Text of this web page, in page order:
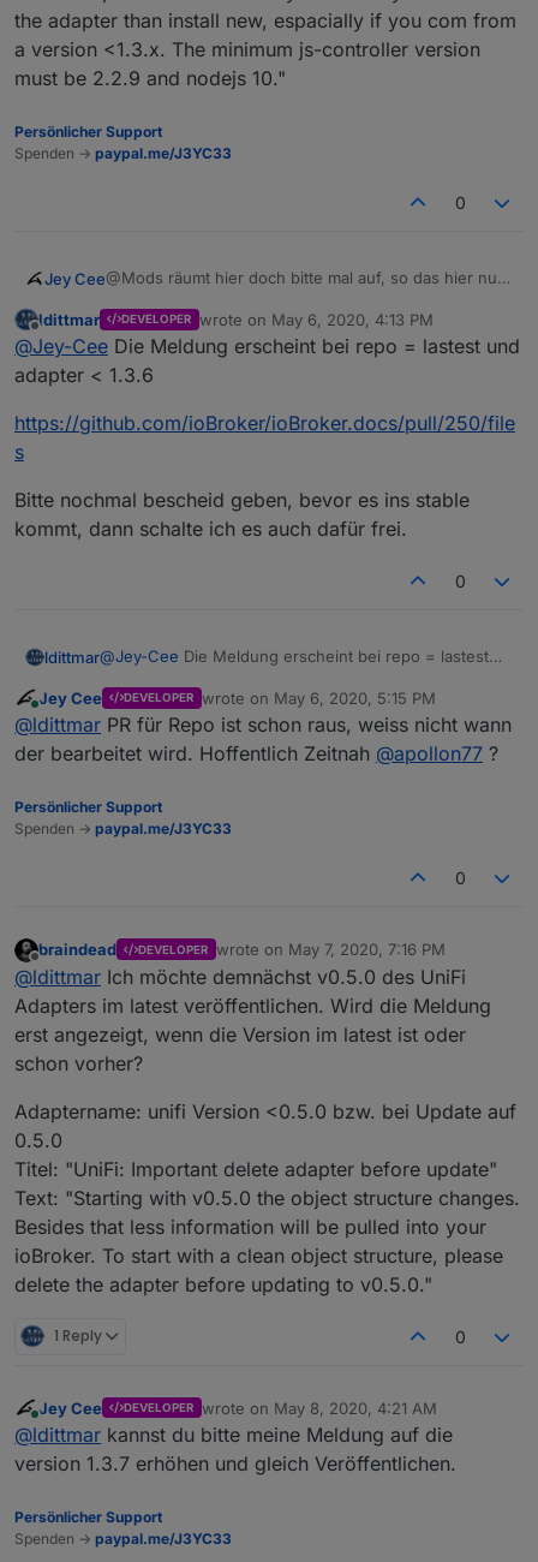
the adapter than install new, espacially if you com from
a version <1.3.x. The minimum js-controller version
must be 2.2.9 and nodejs 10."
Persönlicher Support
Spenden -> paypal.me/J3YC33
0
Jey Cee@Mods räumt hier doch bitte mal auf, so das hier nur
@ldittmar
Adaptername: deconz Version <1.3.6 bzw. bei Update
auf 1.3.6
update"
Text: "To prevent issues save your API Key and delete
version must be 2.2.9 and nodejs 10."
Offline
ldittmar DEVELOPER wrote on May 6, 2020, 4:13 PM
last edited by
@Jey-Cee Die Meldung erscheint bei repo = lastest und
adapter < 1.3.6
https://github.com/ioBroker/ioBroker.docs/pull/250/file
s
Bitte nochmal bescheid geben, bevor es ins stable
kommt, dann schalte ich es auch dafür frei.
0
ldittmar@Jey-Cee Die Meldung erscheint bei repo = lastest
https://github.com/ioBroker/ioBroker.docs/pull/250/file
s
Bitte nochmal bescheid geben, bevor es ins stable
kommt, dann schalte ich es auch dafür frei.
Online
Jey Cee DEVELOPER wrote on May 6, 2020, 5:15 PM
last edited by
@ldittmar PR für Repo ist schon raus, weiss nicht wann
der bearbeitet wird. Hoffentlich Zeitnah @apollon77 ?
Persönlicher Support
Spenden -> paypal.me/J3YC33
0
Offline
braindead DEVELOPER wrote on May 7, 2020, 7:16 PM
last edited by
@ldittmar Ich möchte demnächst v0.5.0 des UniFi
Adapters im latest veröffentlichen. Wird die Meldung
erst angezeigt, wenn die Version im latest ist oder
schon vorher?
Adaptername: unifi Version <0.5.0 bzw. bei Update auf
0.5.0
Titel: "UniFi: Important delete adapter before update"
Text: "Starting with v0.5.0 the object structure changes.
Besides that less information will be pulled into your
ioBroker. To start with a clean object structure, please
delete the adapter before updating to v0.5.0."
1 Reply 0
Online
Jey Cee DEVELOPER wrote on May 8, 2020, 4:21 AM
last edited by
@ldittmar kannst du bitte meine Meldung auf die
version 1.3.7 erhöhen und gleich Veröffentlichen.
Persönlicher Support
Spenden -> paypal.me/J3YC33